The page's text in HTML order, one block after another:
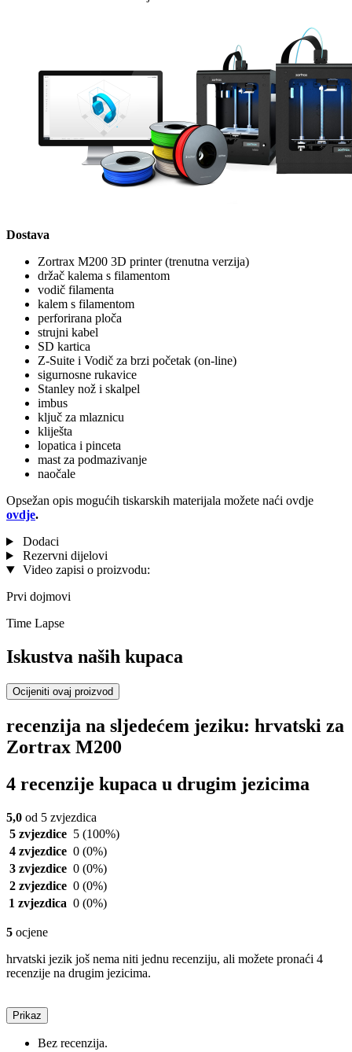
Dostava
Zortrax M200 3D printer (trenutna verzija)
držač kalema s filamentom
vodič filamenta
kalem s filamentom
perforirana ploča
strujni kabel
SD kartica
Z-Suite i Vodič za brzi početak (on-line)
sigurnosne rukavice
Stanley nož i skalpel
imbus
ključ za mlaznicu
kliješta
lopatica i pinceta
mast za podmazivanje
naočale
Opsežan opis mogućih tiskarskih materijala možete naći ovdje
ovdje.
Dodaci
Rezervni dijelovi
Video zapisi o proizvodu:
Prvi dojmovi
Time Lapse
Iskustva naših kupaca
Ocijeniti ovaj proizvod
recenzija na sljedećem jeziku: hrvatski za
Zortrax M200
4 recenzije kupaca u drugim jezicima
5,0 od 5 zvjezdica
5 zvjezdice 5 (100%)
4 zvjezdice 0 (0%)
3 zvjezdice 0 (0%)
2 zvjezdice 0 (0%)
1 zvjezdica 0 (0%)
5 ocjene
hrvatski jezik još nema niti jednu recenziju, ali možete pronaći 4
recenzije na drugim jezicima.
Prikaz
Bez recenzija.